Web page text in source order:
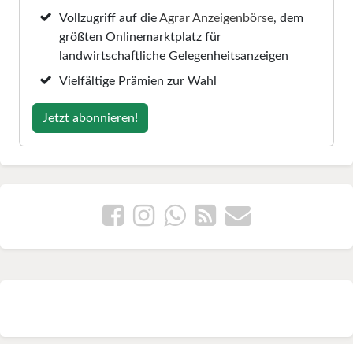
Vollzugriff auf dieAgrar Anzeigenbörse, dem
größten Onlinemarktplatz für
landwirtschaftliche Gelegenheitsanzeigen
Vielfältige Prämien zur Wahl
Jetzt abonnieren!